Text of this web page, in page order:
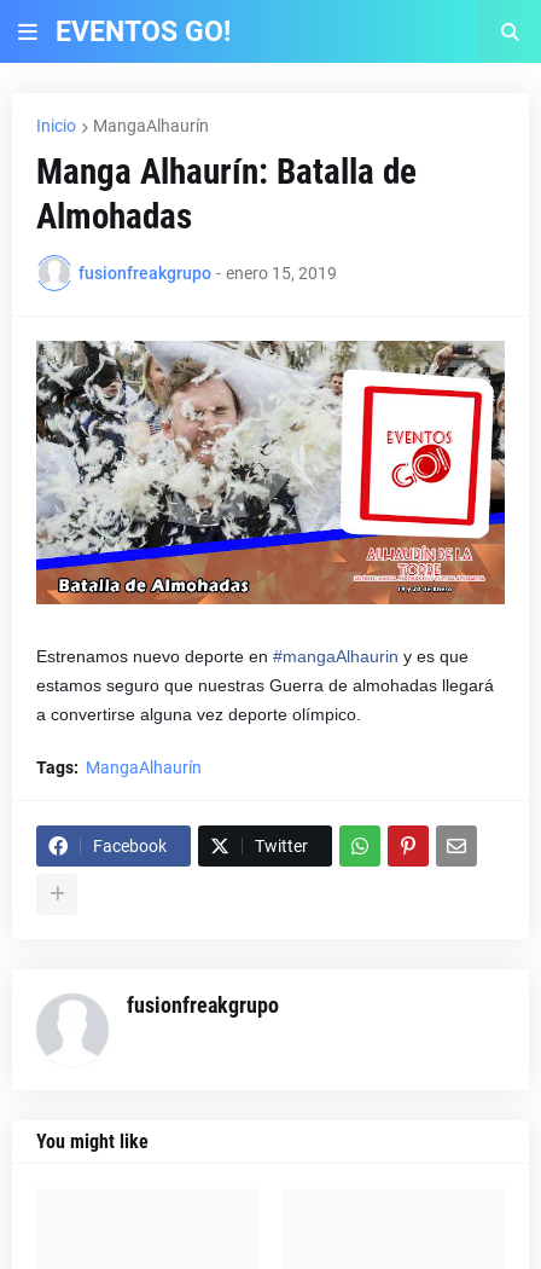
EVENTOS GO!
Inicio MangaAlhaurín
Manga Alhaurín: Batalla de
Almohadas
fusionfreakgrupo - enero 15, 2019
Estrenamos nuevo deporte en #mangaAlhaurin y es que
estamos seguro que nuestras Guerra de almohadas llegará
a convertirse alguna vez deporte olímpico.
Tags: MangaAlhaurín
Facebook Twitter
fusionfreakgrupo
You might like